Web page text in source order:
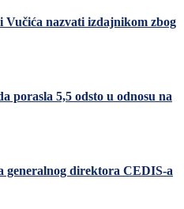
Vučića nazvati izdajnikom zbog
porasla 5,5 odsto u odnosu na
generalnog direktora CEDIS-a